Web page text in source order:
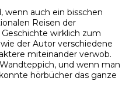
wenn auch ein bisschen
Reisen der
wirklich zum
der Autor verschiedene
miteinander verwob.
und wenn man
hörbücher das ganze